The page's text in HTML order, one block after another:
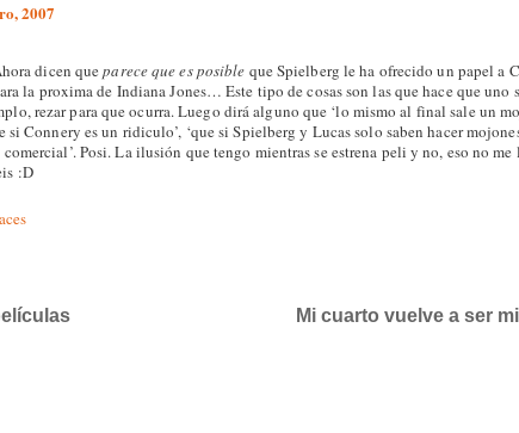
2007
dicen queparece que es posible que Spielberg le ha ofrecido un papel a
la proxima de Indiana Jones… Este tipo de cosas son las que hace que uno
rezar para que ocurra. Luego dirá alguno que ‘lo mismo al final sale un
si Connery es un ridiculo’, ‘que si Spielberg y Lucas solo saben hacer
comercial’. Posi. La ilusión que tengo mientras se estrena peli y no, eso no
:D
Mi cuarto vuelve a ser